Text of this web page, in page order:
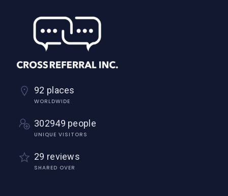
92 places
WORLDWIDE
302949 people
UNIQUE VISITORS
29 reviews
SHARED OVER